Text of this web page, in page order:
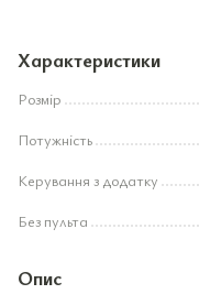
Характеристики
Розмір
Потужність
Керування з додатку
Без пульта
Опис